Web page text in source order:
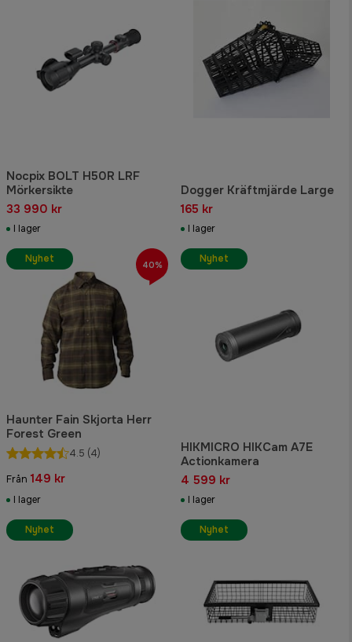
Nocpix BOLT H50R LRF
Mörkersikte
33 990 kr
I lager
Dogger Kräftmjärde Large
165 kr
I lager
Haunter Fain Skjorta Herr
Forest Green
4.5 (4)
Från 149 kr
I lager
Nyhet 40%
HIKMICRO HIKCam A7E
Actionkamera
4 599 kr
I lager
Nyhet
Nyhet Nyhet